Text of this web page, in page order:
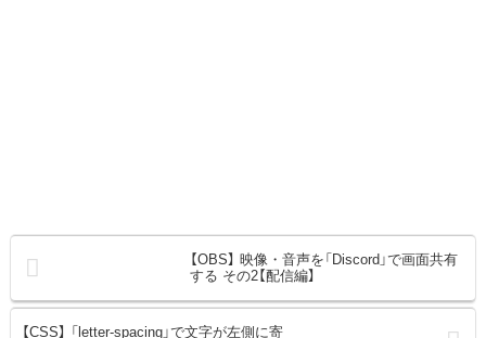
【OBS】 映像・音声を「Discord」で画面共有
する その2【配信編】
【CSS】 「letter-spacing」で文字が左側に寄